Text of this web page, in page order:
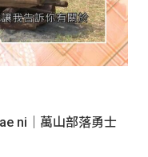
ni｜萬山部落勇士